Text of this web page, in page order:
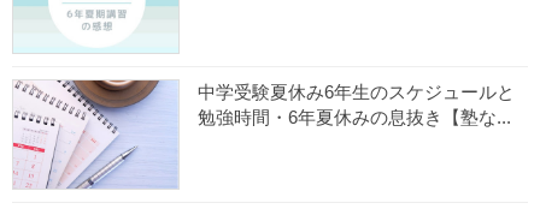
中学受験夏休み6年生のスケジュールと
勉強時間・6年夏休みの息抜き【塾な...